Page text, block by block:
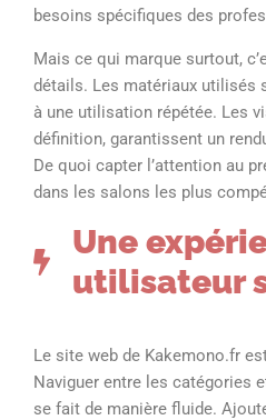
besoins spécifiques des
Mais ce qui marque surtout,
détails. Les matériaux utilisés
à une utilisation répétée. Les
définition, garantissent un
De quoi capter l’attention au
dans les salons les plus
Une
utilisateur
Le site web de Kakemono.fr
Naviguer entre les catégories
se fait de manière fluide.